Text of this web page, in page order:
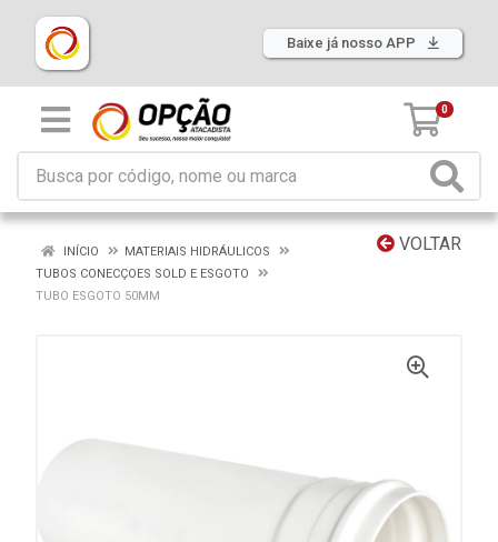
Baixe já nosso APP
0
VOLTAR
INÍCIO
MATERIAIS HIDRÁULICOS
TUBOS CONECÇOES SOLD E ESGOTO
TUBO ESGOTO 50MM